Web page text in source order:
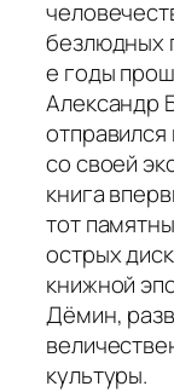
безлюдных
е годы
Александр
со своей
книга
тот
острых
книжной
Дёмин,
культуры.